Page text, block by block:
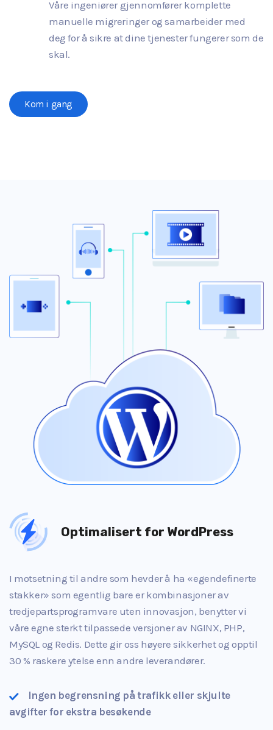
Våre ingeniører gjennomfører komplette
manuelle migreringer og samarbeider med
deg for å sikre at dine tjenester fungerer som de
skal.
Kom i gang
Optimalisert for WordPress
I motsetning til andre som hevder å ha «egendefinerte
stakker» som egentlig bare er kombinasjoner av
tredjepartsprogramvare uten innovasjon, benytter vi
våre egne sterkt tilpassede versjoner av NGINX, PHP,
MySQL og Redis. Dette gir oss høyere sikkerhet og opptil
30 % raskere ytelse enn andre leverandører.
Ingen begrensning på trafikk eller skjulte
avgifter for ekstra besøkende